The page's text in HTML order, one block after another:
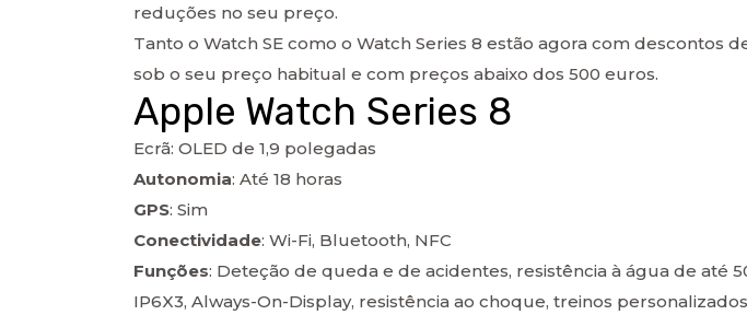
reduções no seu preço.
Tanto o Watch SE como o Watch Series 8 estão agora com descontos
sob o seu preço habitual e com preços abaixo dos 500 euros.
Apple Watch Series 8
Ecrã: OLED de 1,9 polegadas
Autonomia: Até 18 horas
GPS: Sim
Conectividade: Wi-Fi, Bluetooth, NFC
Funções: Deteção de queda e de acidentes, resistência à água de até
IP6X3, Always-On-Display, resistência ao choque, treinos personalizados